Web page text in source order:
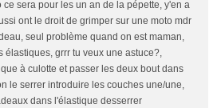
ce sera pour les un an de la pépette, y'en a
ont le droit de grimper sur une moto mdr
seul problème quand on est maman,
élastiques, grrr tu veux une astuce?,
à culotte et passer les deux bout dans
le serrer introduire les couches une/une,
dans l'élastique desserrer